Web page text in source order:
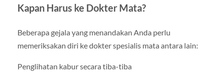
Kapan Harus ke Dokter Mata?
Beberapa gejala yang menandakan Anda perlu
memeriksakan diri ke dokter spesialis mata antara lain:
Penglihatan kabur secara tiba-tiba